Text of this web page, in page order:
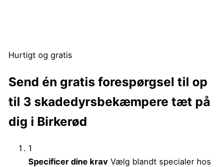
Hurtigt og gratis
Send én gratis forespørgsel til op
til 3 skadedyrsbekæmpere tæt på
dig i Birkerød
1
Specificer dine krav Vælg blandt specialer hos